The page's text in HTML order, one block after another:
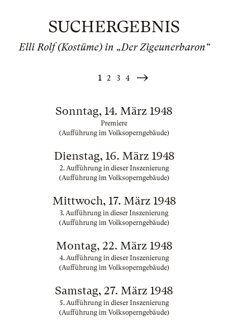
SUCHERGEBNIS
Elli Rolf (Kostüme) in „Der Zigeunerbaron“
1 2 3 4
Weiter
Sonntag, 14. März 1948
Premiere
(Aufführung im Volksoperngebäude)
Dienstag, 16. März 1948
2. Aufführung in dieser Inszenierung
(Aufführung im Volksoperngebäude)
Mittwoch, 17. März 1948
3. Aufführung in dieser Inszenierung
(Aufführung im Volksoperngebäude)
Montag, 22. März 1948
4. Aufführung in dieser Inszenierung
(Aufführung im Volksoperngebäude)
Samstag, 27. März 1948
5. Aufführung in dieser Inszenierung
(Aufführung im Volksoperngebäude)